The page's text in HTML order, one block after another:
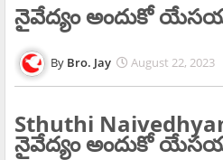
నైవేద్యం అందుకో
Bro. Jay August 22, 2023
Sthuthi
నైవేద్యం అందుకో